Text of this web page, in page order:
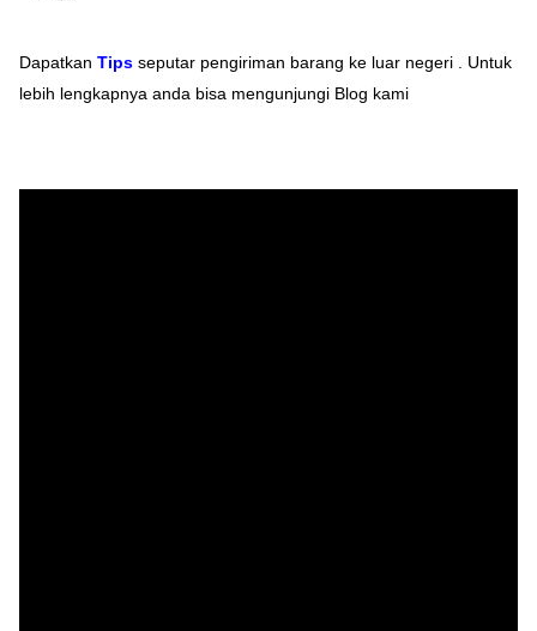
Dapatkan Tips seputar pengiriman barang ke luar negeri . Untuk
lebih lengkapnya anda bisa mengunjungi Blog kami